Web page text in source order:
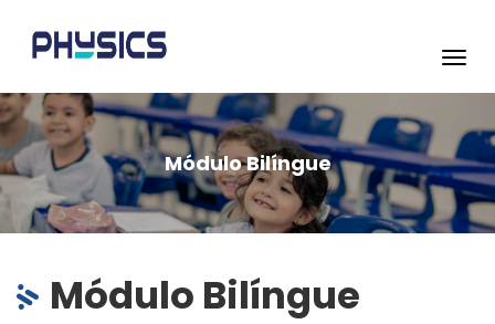
Módulo Bilíngue
Módulo Bilíngue